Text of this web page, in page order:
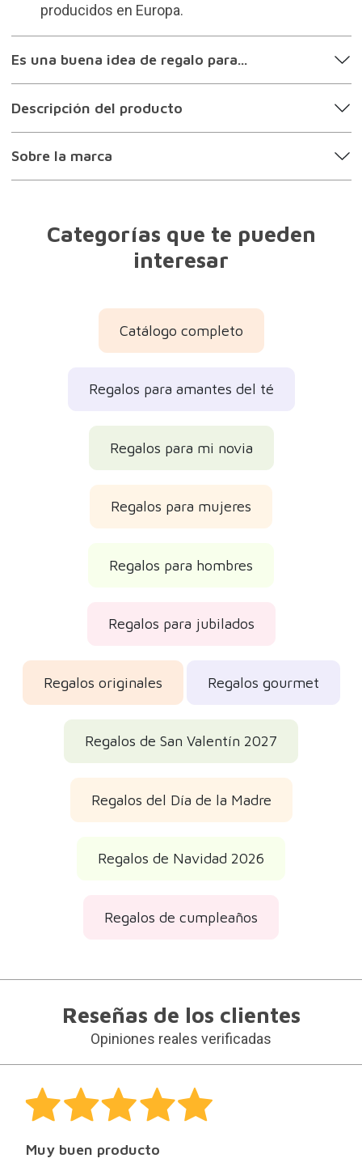
producidos en Europa.
Es una buena idea de regalo para...
Descripción del producto
Sobre la marca
Categorías que te pueden
interesar
Catálogo completo
Regalos para amantes del té
Regalos para mi novia
Regalos para mujeres
Regalos para hombres
Regalos para jubilados
Regalos originales Regalos gourmet
Regalos de San Valentín 2027
Regalos del Día de la Madre
Regalos de Navidad 2026
Regalos de cumpleaños
Reseñas de los clientes
Opiniones reales verificadas
Muy buen producto